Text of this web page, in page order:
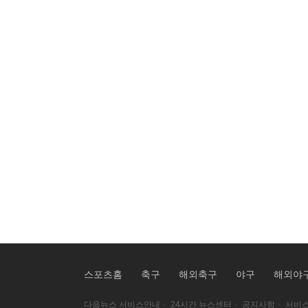
스포츠홈 축구 해외축구 야구 해외야
다음뉴스 서비스안내 · 24시간 뉴스센터 · 공지사항 · 서비